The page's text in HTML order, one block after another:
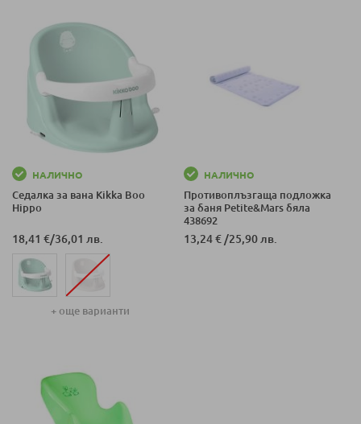
НАЛИЧНО
Седалка за вана Kikka Boo
Hippo
18,41 €/36,01 лв.
+ още варианти
НАЛИЧНО
Противоплъзгаща подложка
за баня Petite&Mars бяла
438692
13,24 € /25,90 лв.